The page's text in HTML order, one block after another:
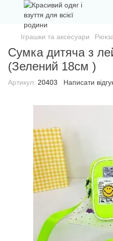
Іграшки та аксесуари
Сумка дитяча з
(Зелений 18см )
Артикул: 20403 Написати